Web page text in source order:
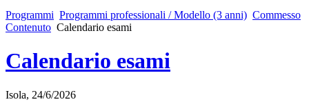
Programmi Programmi professionali / Modello (3 anni) Commesso
Contenuto Calendario esami
Calendario esami
Isola, 24/6/2026